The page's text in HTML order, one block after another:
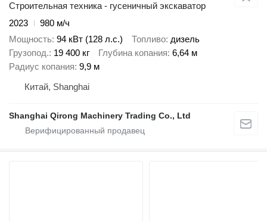
Строительная техника - гусеничный экскаватор
2023
980 м/ч
Мощность 94 кВт (128 л.с.) Топливо дизель
Грузопод. 19 400 кг Глубина копания 6,64 м
Радиус копания 9,9 м
Китай, Shanghai
Shanghai Qirong Machinery Trading Co., Ltd